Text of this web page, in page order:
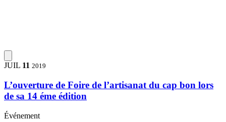
JUIL 11 2019
L’ouverture de Foire de l’artisanat du cap bon lors
de sa 14 éme édition
Événement